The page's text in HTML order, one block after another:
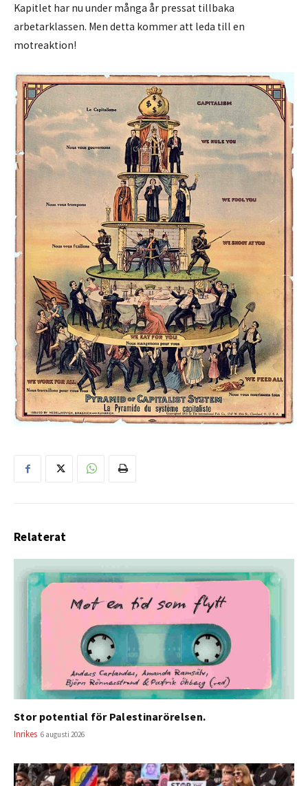
Kapitlet har nu under många år pressat tillbaka
arbetarklassen. Men detta kommer att leda till en
motreaktion!
Relaterat
Stor potential för Palestinarörelsen.
Inrikes 6 augusti 2026